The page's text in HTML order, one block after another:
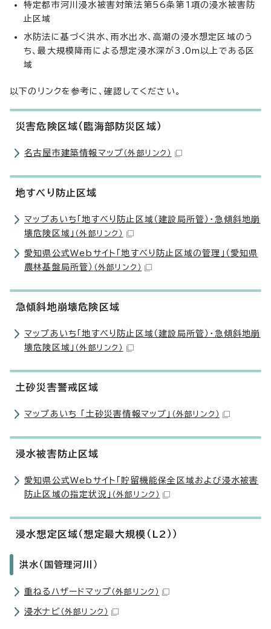
特定都市河川浸水被害対策法第56条第1項の浸水被害防
止区域
水防法に基づく洪水、雨水出水、高潮の浸水想定区域のう
ち、最大規模降雨による想定浸水深が3.0m以上である区
域
以下のリンクを参考に、確認してください。
災害危険区域（臨海部防災区域）
名古屋市建築情報マップ （外部リンク）
地すべり防止区域
マップあいち「地すべり防止区域（建設局所管）・急傾斜地崩
壊危険区域」 （外部リンク）
愛知県公式Webサイト「地すべり防止区域の管理」（愛知県
農林基盤局所管） （外部リンク）
急傾斜地崩壊危険区域
マップあいち「地すべり防止区域（建設局所管）・急傾斜地崩
壊危険区域」 （外部リンク）
土砂災害警戒区域
マップあいち 「土砂災害情報マップ」 （外部リンク）
浸水被害防止区域
愛知県公式Webサイト「貯留機能保全区域および浸水被害
防止区域の指定状況」 （外部リンク）
浸水想定区域（想定最大規模（L2））
洪水（国管理河川）
重ねるハザードマップ （外部リンク）
浸水ナビ （外部リンク）